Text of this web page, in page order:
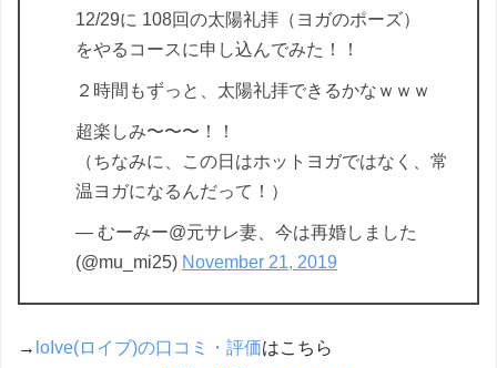
12/29に 108回の太陽礼拝（ヨガのポーズ）
をやるコースに申し込んでみた！！
２時間もずっと、太陽礼拝できるかなｗｗｗ
超楽しみ〜〜〜！！
（ちなみに、この日はホットヨガではなく、常
温ヨガになるんだって！）
— むーみー@元サレ妻、今は再婚しました
(@mu_mi25) November 21, 2019
→ loIve(ロイブ)の口コミ・評価はこちら